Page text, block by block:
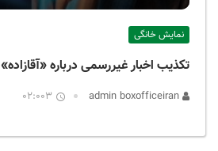
نمایش خانگی
تکذیب اخبار غیررسمی درباره «آقازاده»
02:003